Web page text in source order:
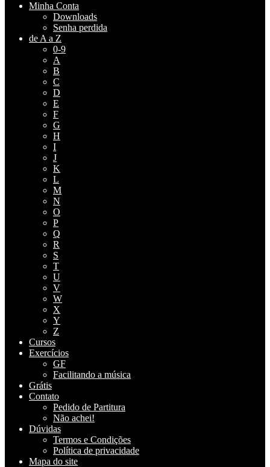
Minha Conta
Downloads
Senha perdida
de A a Z
0-9
A
B
C
D
E
F
G
H
I
J
K
L
M
N
O
P
Q
R
S
T
U
V
W
X
Y
Z
Cursos
Exercícios
GF
Facilitando a música
Grátis
Contato
Pedido de Partitura
Não achei!
Dúvidas
Termos e Condições
Política de privacidade
Mapa do site